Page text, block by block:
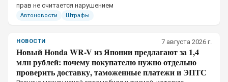
прав не считается нарушением
Автоновости Штрафы
НОВОСТИ 7 августа 2026 г.
Новый Honda WR-V из Японии предлагают за 1,4
млн рублей: почему покупателю нужно отдельно
проверить доставку, таможенные платежи и ЭПТС